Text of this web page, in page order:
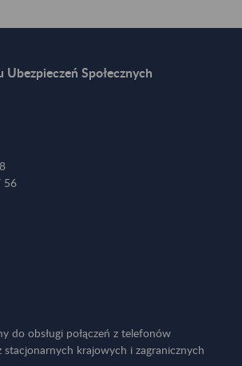
Ubezpieczeń Społecznych
56
do obsługi połączeń z telefonów
krajowych i zagranicznych